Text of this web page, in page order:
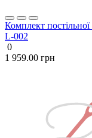
Комплект
L-002
0
1 959.00 грн